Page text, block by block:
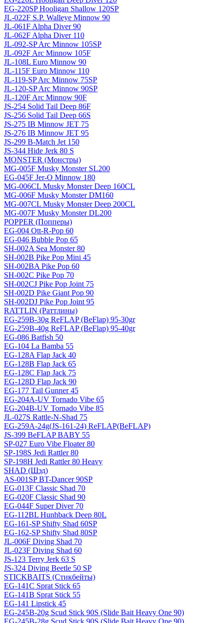
EG-220SP Hooligan Shallow 120SP
JL-022F S.P. Walleye Minnow 90
JL-061F Alpha Diver 90
JL-062F Alpha Diver 110
JL-092-SP Arc Minnow 105SP
JL-092F Arc Minnow 105F
JL-108L Euro Minnow 90
JL-115F Euro Minnow 110
JL-119-SP Arc Minnow 75SP
JL-120-SP Arc Minnow 90SP
JL-120F Arc Minnow 90F
JS-254 Solid Tail Deep 86F
JS-256 Solid Tail Deep 66S
JS-275 IB Minnow JET 75
JS-276 IB Minnow JET 95
JS-299 B-Match Jet 150
JS-344 Hide Jerk 80 S
MONSTER (Монстры)
MG-005F Musky Monster SL200
EG-045F Jer-O Minnow 180
MG-006CL Musky Monster Deep 160CL
MG-006F Musky Monster DM160
MG-007CL Musky Monster Deep 200CL
MG-007F Musky Monster DL200
POPPER (Попперы)
EG-004 Ott-R-Pop 60
EG-046 Bubble Pop 65
SH-002A Sea Monster 80
SH-002B Pike Pop Mini 45
SH-002BA Pike Pop 60
SH-002C Pike Pop 70
SH-002CJ Pike Pop Joint 75
SH-002D Pike Giant Pop 90
SH-002DJ Pike Pop Joint 95
RATTLIN (Раттлины)
EG-259B-30g ReFLAP (BeFlap) 95-30gr
EG-259B-40g ReFLAP (BeFlap) 95-40gr
EG-086 Batfish 50
EG-104 La Bamba 55
EG-128A Flap Jack 40
EG-128B Flap Jack 65
EG-128C Flap Jack 75
EG-128D Flap Jack 90
EG-177 Tail Gunner 45
EG-204A-UV Tornado Vibe 65
EG-204B-UV Tornado Vibe 85
JL-027S Rattle-N-Shad 75
EG-259A-24g(JS-161-24) ReFLAP(BeFLAP)
JS-399 BeFLAP BABY 55
SP-027 Euro Vibe Floater 80
SP-198S Jedi Rattler 80
SP-198H Jedi Rattler 80 Heavy
SHAD (Шэд)
AS-001SP BT-Dancer 90SP
EG-013F Classic Shad 70
EG-020F Classic Shad 90
EG-044F Super Diver 70
EG-112BL Hunhback Deep 80L
EG-161-SP Shifty Shad 60SP
EG-162-SP Shifty Shad 80SP
JL-006F Diving Shad 70
JL-023F Diving Shad 60
JS-123 Terry Jerk 63 S
JS-324 Diving Beetle 50 SP
STICKBAITS (Стикбейты)
EG-141C Sprat Stick 65
EG-141B Sprat Stick 55
EG-141 Lipstick 45
EG-245B-20g Scud Stick 90S (Slide Bait Heavy One 90)
EG-245B-28g Scud Stick 90S (Slide Bait Heavy One 90)